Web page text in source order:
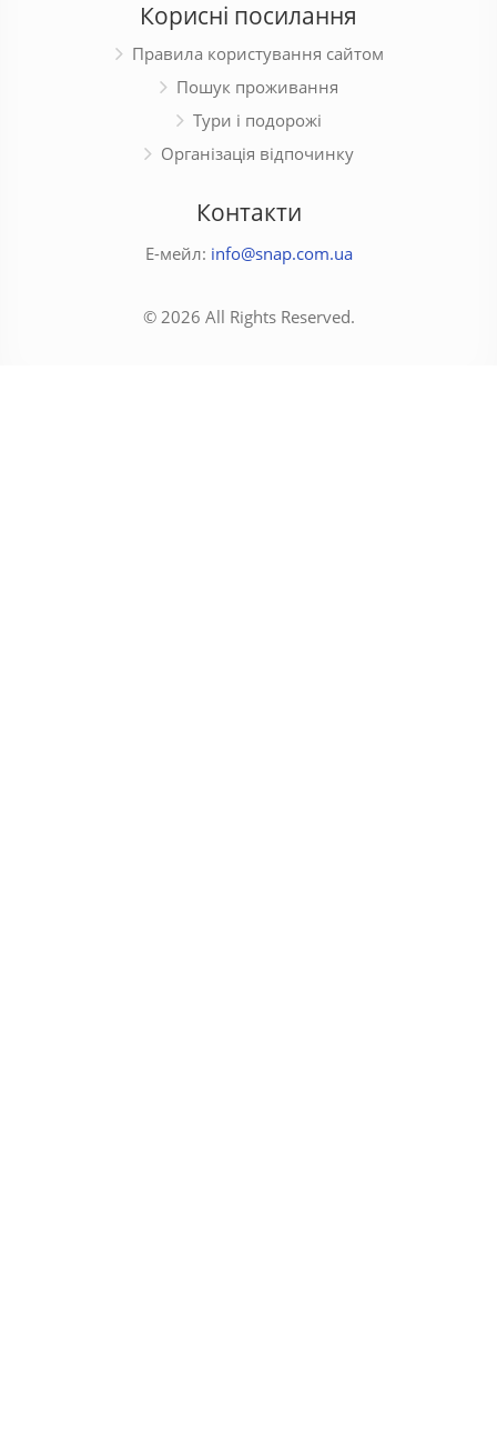
Корисні посилання
Правила користування сайтом
Пошук проживання
Тури і подорожі
Організація відпочинку
Контакти
Е-мейл: info@snap.com.ua
© 2026 All Rights Reserved.